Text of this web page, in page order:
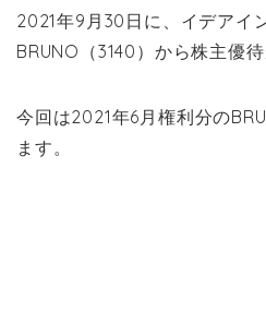
2021年9月30日に、イデアイ
BRUNO（3140）から株主優待
今回は2021年6月権利分の
ます。